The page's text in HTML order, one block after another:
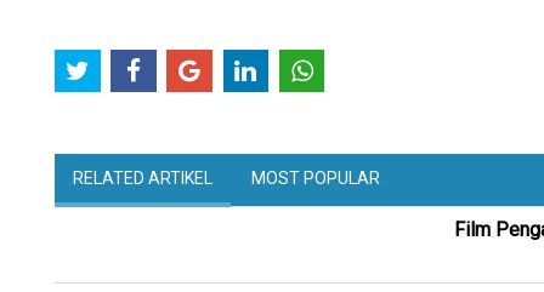
RELATED ARTIKEL MOST POPULAR
Film